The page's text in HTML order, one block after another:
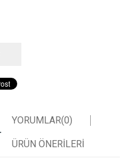
YORUMLAR(0)
ÜRÜN ÖNERILERI